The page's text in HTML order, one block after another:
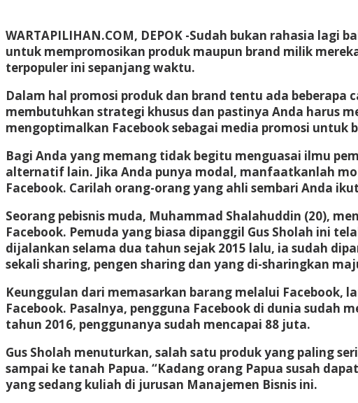
WARTAPILIHAN.COM, DEPOK -Sudah bukan rahasia
untuk mempromosikan produk maupun brand milik
terpopuler ini sepanjang waktu.
Dalam hal promosi produk dan brand tentu ada
membutuhkan strategi khusus dan pastinya Anda harus
mengoptimalkan Facebook sebagai media promosi untuk
Bagi Anda yang memang tidak begitu menguasai ilmu
alternatif lain. Jika Anda punya modal, manfaatkanlah
Facebook. Carilah orang-orang yang ahli sembari Anda
Seorang pebisnis muda, Muhammad Shalahuddin (20),
Facebook. Pemuda yang biasa dipanggil Gus Sholah ini
dijalankan selama dua tahun sejak 2015 lalu, ia sudah
sekali sharing, pengen sharing dan yang di-sharingkan
Keunggulan dari memasarkan barang melalui Facebook,
Facebook. Pasalnya, pengguna Facebook di dunia sudah
tahun 2016, penggunanya sudah mencapai 88 juta.
Gus Sholah menuturkan, salah satu produk yang paling
sampai ke tanah Papua. “Kadang orang Papua susah
yang sedang kuliah di jurusan Manajemen Bisnis ini.